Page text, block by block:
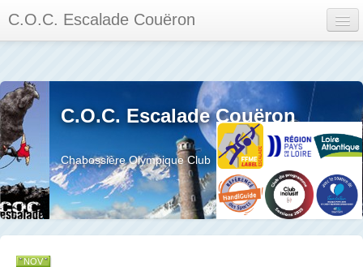
C.O.C. Escalade Couëron
Calendrier des événements et des compétitions
Les membres
Les séances
Privée
La salle et le mur
C.O.C. Escalade Couëron
Chabossière Olympique Club
NOV